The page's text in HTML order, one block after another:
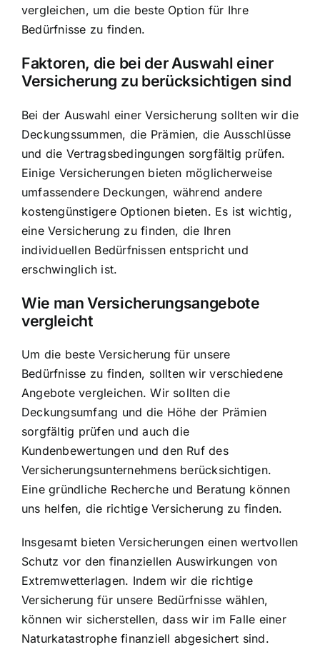
vergleichen, um die beste Option für Ihre
Bedürfnisse zu finden.
Faktoren, die bei der Auswahl einer
Versicherung zu berücksichtigen sind
Bei der Auswahl einer Versicherung sollten wir die
Deckungssummen, die Prämien, die Ausschlüsse
und die Vertragsbedingungen sorgfältig prüfen.
Einige Versicherungen bieten möglicherweise
umfassendere Deckungen, während andere
kostengünstigere Optionen bieten. Es ist wichtig,
eine Versicherung zu finden, die Ihren
individuellen Bedürfnissen entspricht und
erschwinglich ist.
Wie man Versicherungsangebote
vergleicht
Um die beste Versicherung für unsere
Bedürfnisse zu finden, sollten wir verschiedene
Angebote vergleichen. Wir sollten die
Deckungsumfang und die Höhe der Prämien
sorgfältig prüfen und auch die
Kundenbewertungen und den Ruf des
Versicherungsunternehmens berücksichtigen.
Eine gründliche Recherche und Beratung können
uns helfen, die richtige Versicherung zu finden.
Insgesamt bieten Versicherungen einen wertvollen
Schutz vor den finanziellen Auswirkungen von
Extremwetterlagen. Indem wir die richtige
Versicherung für unsere Bedürfnisse wählen,
können wir sicherstellen, dass wir im Falle einer
Naturkatastrophe finanziell abgesichert sind.